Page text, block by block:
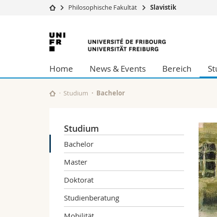
Universität
Studium
Forschung
Universität
Weiterbildung
Wirtschafts-
Philosophische
Philosophische Fakultät Slavistik
Universität
Freiburg
Home News & Events Bereich
Studium Bachelor
Studium
Bachelor
Master
Doktorat
Studienberatung